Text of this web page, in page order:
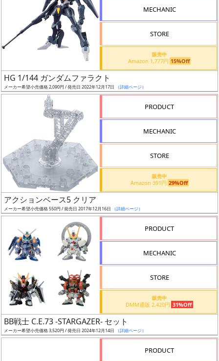
価
定
予
期
月
割
引
MECHANIC
STORE
販売中
Amazon 1,777円 15%Off
HG 1/144 ガンダムファラクト
メーカー希望小売価格 2,090円 / 発売日 2022年12月17日 （詳細ページ）
PRODUCT
MECHANIC
STORE
販売中
Amazon 391円 29%Off
アクションベース5 クリア
メーカー希望小売価格 550円 / 発売日 2017年12月16日 （詳細ページ）
PRODUCT
MECHANIC
STORE
販売中
DMM通販 2,420円 31%Off
BB戦士 C.E.73 -STARGAZER- セット
メーカー希望小売価格 3,520円 / 発売日 2024年12月14日 （詳細ページ）
PRODUCT